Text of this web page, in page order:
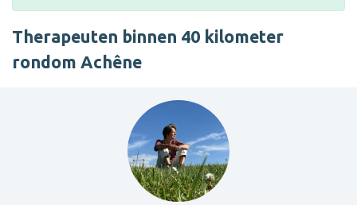
Therapeuten binnen 40 kilometer
rondom Achêne